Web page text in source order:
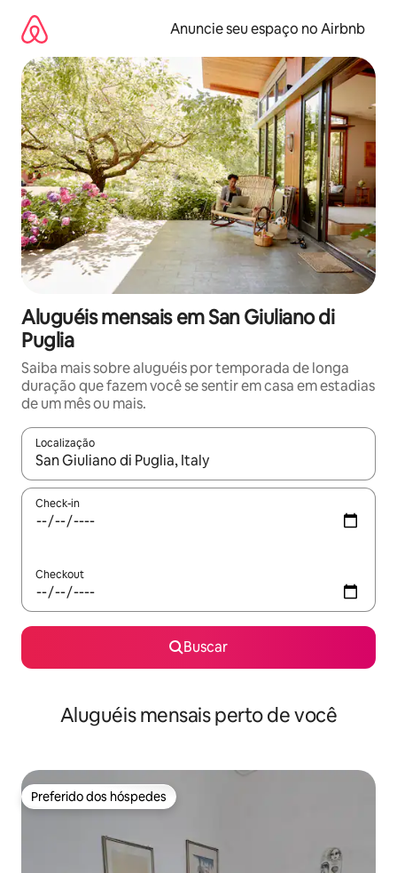
para
conteúdo
Anuncie seu espaço no Airbnb
Aluguéis mensais em San Giuliano di
Puglia
Saiba mais sobre aluguéis por temporada de longa
duração que fazem você se sentir em casa em estadias
de um mês ou mais.
Localização
Quando os resultados estiverem disponíveis, explore-os
Check-in
Checkout
Buscar
Aluguéis mensais perto de você
Preferido dos hóspedes
Preferido dos hóspedes